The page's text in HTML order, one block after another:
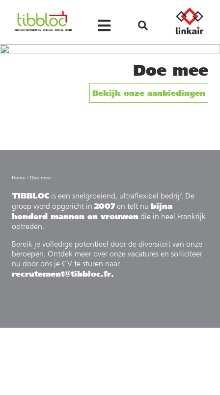
Home / Doe mee
TIBBLOC is een snelgroeiend, ultraflexibel bedrijf. De
groep werd opgericht in 2007en telt nu bijna
honderd mannen en vrouwen die in heel Frankrijk
optreden.
Bereik je volledige potentieel door de diversiteit van onze
beroepen. Ontdek meer over onze vacatures en solliciteer
nu door ons je CV te sturen naar
recrutement@tibbloc.fr.
Doe mee
Bekijk onze aanbiedingen